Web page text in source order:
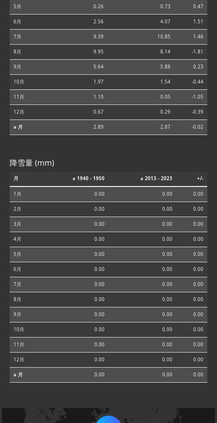
5月 0.26 0.73 0.47
6月 2.56 4.07 1.51
7月 9.39 10.85 1.46
8月 9.95 8.14 -1.81
9月 5.64 5.88 0.23
10月 1.97 1.54 -0.44
11月 1.10 0.05 -1.05
12月 0.67 0.29 -0.39
⌀ 月 2.89 2.87 -0.02
降雪量 (mm)
月 ⌀ 1940 - 1950 ⌀ 2013 - 2023 +/-
1月 0.00 0.00 0.00
2月 0.00 0.00 0.00
3月 0.00 0.00 0.00
4月 0.00 0.00 0.00
5月 0.00 0.00 0.00
6月 0.00 0.00 0.00
7月 0.00 0.00 0.00
8月 0.00 0.00 0.00
9月 0.00 0.00 0.00
10月 0.00 0.00 0.00
11月 0.00 0.00 0.00
12月 0.00 0.00 0.00
⌀ 月 0.00 0.00 0.00